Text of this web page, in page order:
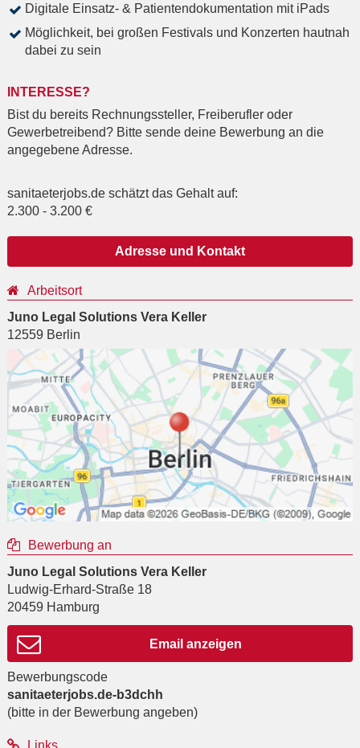
Digitale Einsatz- & Patientendokumentation mit iPads
Möglichkeit, bei großen Festivals und Konzerten hautnah
dabei zu sein
INTERESSE?
Bist du bereits Rechnungssteller, Freiberufler oder
Gewerbetreibend? Bitte sende deine Bewerbung an die
angegebene Adresse.
sanitaeterjobs.de schätzt das Gehalt auf:
2.300 - 3.200 €
Adresse und Kontakt
Arbeitsort
Juno Legal Solutions Vera Keller
12559 Berlin
Bewerbung an
Juno Legal Solutions Vera Keller
Ludwig-Erhard-Straße 18
20459 Hamburg
Email anzeigen
Bewerbungscode
sanitaeterjobs.de-b3dchh
(bitte in der Bewerbung angeben)
Links